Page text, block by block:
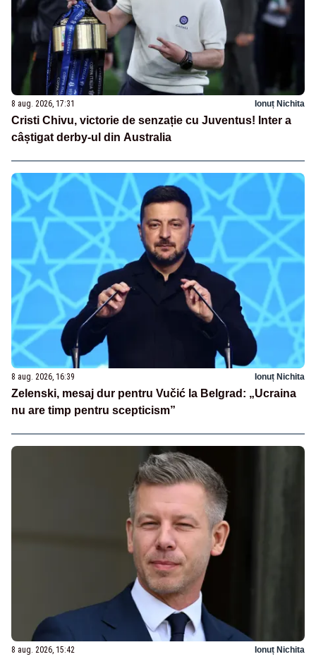
8 aug. 2026, 17:31 Ionuț Nichita
Cristi Chivu, victorie de senzație cu Juventus! Inter a
câștigat derby-ul din Australia
8 aug. 2026, 16:39 Ionuț Nichita
Zelenski, mesaj dur pentru Vučić la Belgrad: „Ucraina
nu are timp pentru scepticism”
8 aug. 2026, 15:42 Ionuț Nichita